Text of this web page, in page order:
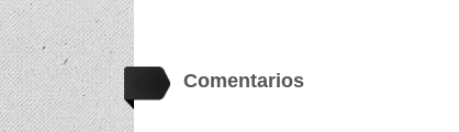
Comentarios